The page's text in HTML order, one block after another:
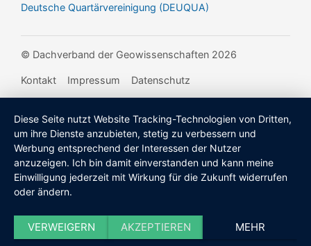
Deutsche Quartärvereinigung (DEUQUA)
© Dachverband der Geowissenschaften 2026
Kontakt Impressum Datenschutz
Diese Seite nutzt Website Tracking-Technologien von Dritten,
um ihre Dienste anzubieten, stetig zu verbessern und
Werbung entsprechend der Interessen der Nutzer
anzuzeigen. Ich bin damit einverstanden und kann meine
Einwilligung jederzeit mit Wirkung für die Zukunft widerrufen
oder ändern.
VERWEIGERN AKZEPTIEREN MEHR